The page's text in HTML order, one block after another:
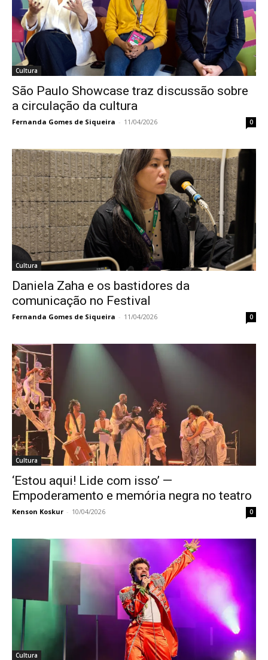
Cultura
São Paulo Showcase traz discussão sobre
a circulação da cultura
Fernanda Gomes de Siqueira - 11/04/2026 0
Cultura
Daniela Zaha e os bastidores da
comunicação no Festival
Fernanda Gomes de Siqueira - 11/04/2026 0
Cultura
‘Estou aqui! Lide com isso’ —
Empoderamento e memória negra no teatro
Kenson Koskur - 10/04/2026 0
Cultura